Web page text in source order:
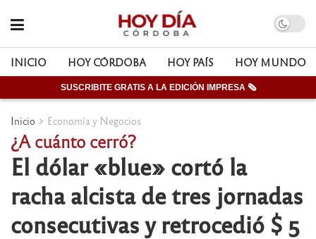
INICIO HOY CÓRDOBA HOY PAÍS HOY MUNDO
SUSCRIBITE GRATIS A LA EDICIÓN IMPRESA 🗞
Inicio Economía y Negocios
¿A cuánto cerró?
El dólar «blue» cortó la
racha alcista de tres jornadas
consecutivas y retrocedió $ 5